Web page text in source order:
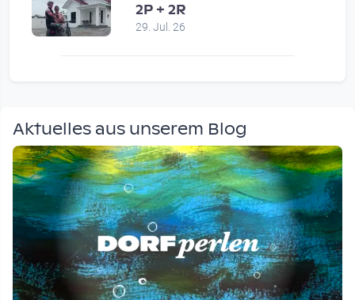
2P + 2R
29. Jul. 26
Aktuelles aus unserem Blog